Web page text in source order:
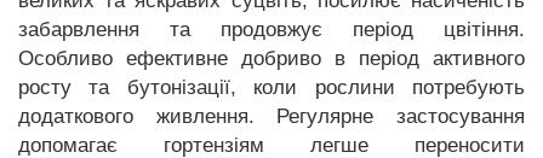
забарвлення та продовжує період цвітіння.
Особливо ефективне добриво в період активного
росту та бутонізації, коли рослини потребують
додаткового живлення. Регулярне застосування
допомагає гортензіям легше переносити